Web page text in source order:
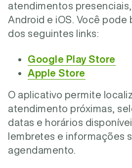
atendimentos
Android e iOS. Você pode
dos seguintes links:
Google Play Store
Apple Store
O aplicativo permite
atendimento próximas,
datas e horários
lembretes e informações
agendamento.